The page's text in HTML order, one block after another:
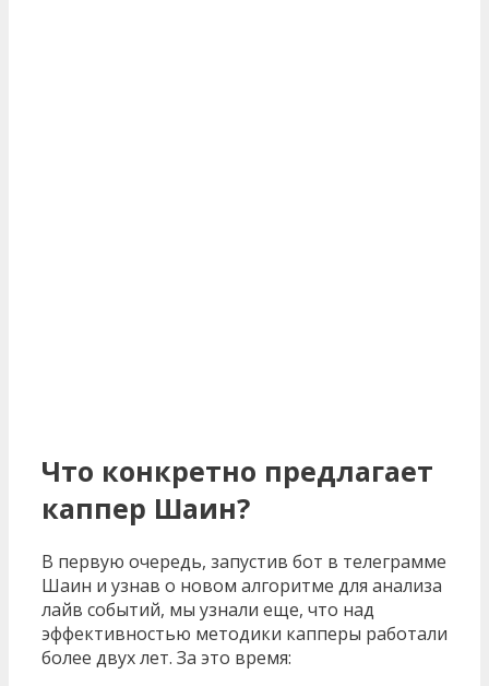
Что конкретно предлагает
каппер Шаин?
В первую очередь, запустив бот в телеграмме
Шаин и узнав о новом алгоритме для анализа
лайв событий, мы узнали еще, что над
эффективностью методики капперы работали
более двух лет. За это время: